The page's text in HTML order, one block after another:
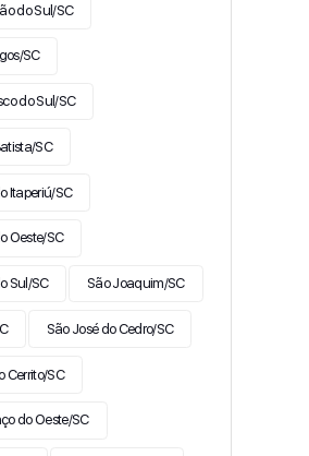
do Sul/SC
SC
do Sul/SC
SC
Itaperiú/SC
Oeste/SC
Sul/SC São Joaquim/SC
São José do Cedro/SC
Cerrito/SC
do Oeste/SC